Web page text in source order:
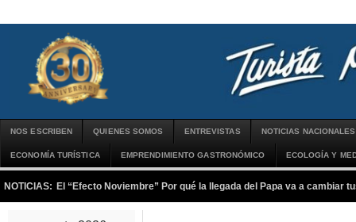
NOS ESCRIBEN QUIENES SOMOS ENTREVISTAS NOTICIAS NACIONALES
ECONOMÍA TURÍSTICA EMPRENDIMIENTO GASTRONÓMICO ECOLOGÍA Y
NOTICIAS: El “Efecto Noviembre” Por qué la llegada del Papa va a cambiar